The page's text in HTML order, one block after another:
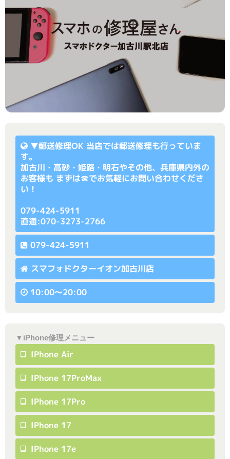
▼郵送修理OK 当店では郵送修理も行っていま
す。
加古川・高砂・姫路・明石やその他、兵庫県内外の
お客様も まずは☎でお気軽にお問い合わせくださ
い！
079-424-5911
直通:070-3273-2766
079-424-5911
スマフォドクターイオン加古川店
10:00〜20:00
▼iPhone修理メニュー
IPhone Air
IPhone 17ProMax
IPhone 17Pro
IPhone 17
IPhone 17e